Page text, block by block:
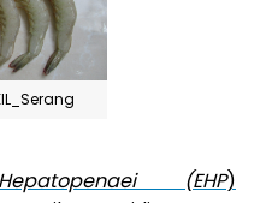
(EHP)